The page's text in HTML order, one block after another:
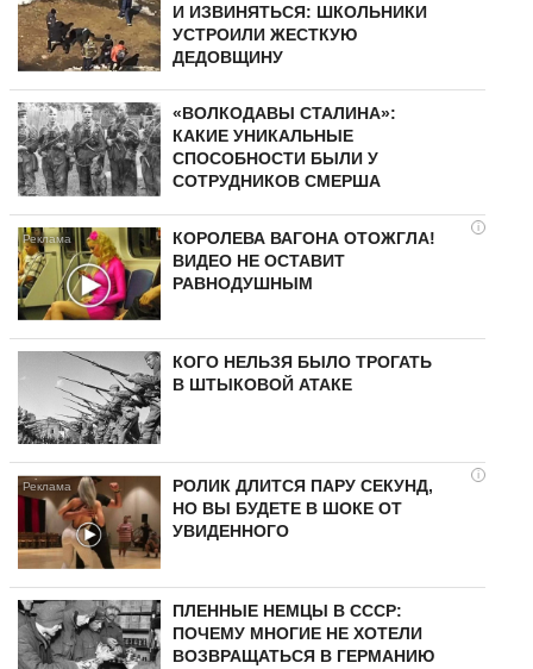
И ИЗВИНЯТЬСЯ: ШКОЛЬНИКИ
УСТРОИЛИ ЖЕСТКУЮ
ДЕДОВЩИНУ
«ВОЛКОДАВЫ СТАЛИНА»:
КАКИЕ УНИКАЛЬНЫЕ
СПОСОБНОСТИ БЫЛИ У
СОТРУДНИКОВ СМЕРША
i
КОРОЛЕВА ВАГОНА ОТОЖГЛА!
ВИДЕО НЕ ОСТАВИТ
РАВНОДУШНЫМ
КОГО НЕЛЬЗЯ БЫЛО ТРОГАТЬ
В ШТЫКОВОЙ АТАКЕ
i
РОЛИК ДЛИТСЯ ПАРУ СЕКУНД,
НО ВЫ БУДЕТЕ В ШОКЕ ОТ
УВИДЕННОГО
ПЛЕННЫЕ НЕМЦЫ В СССР:
ПОЧЕМУ МНОГИЕ НЕ ХОТЕЛИ
ВОЗВРАЩАТЬСЯ В ГЕРМАНИЮ